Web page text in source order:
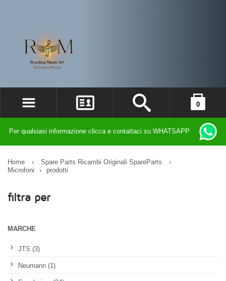
ACCEDI
REGISTRATI
0
Per qualsiasi informazione clicca e contattaci su WHATSAPP
Home › Spare Parts Ricambi Originali SpareParts
›
Microfoni
› prodotti
filtra per
MARCHE
JTS (3)
Neumann (1)